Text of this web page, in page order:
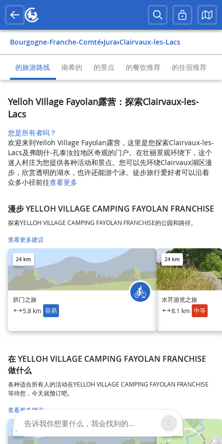
Bourgogne-Franche-Comté› Jura› Clairvaux-les-Lacs
的旅游路线 南希的 的景点 的餐饮推荐 的住宿推荐
Yelloh Village Fayolan露营：探索Clairvaux-les-
Lacs
您是所有者吗？
欢迎来到Yelloh Village Fayolan露营，这里是您探索Clairvaux-les-
Lacs及弗朗什-孔泰汝拉地区奇观的门户。在壮丽景观环绕下，这个
迷人村庄为您提供各种活动和景点。您可以先环绕Clairvaux湖区漫
步，欣赏透明的湖水，也许还能游个泳。徒步旅行爱好者可以沿着
众多小径前往查看更多
漫步 YELLOH VILLAGE CAMPING FAYOLAN FRANCHISE
探索YELLOH VILLAGE CAMPING FAYOLAN FRANCHISE的公园和路径。
查看更多建议
24 km
拱门之旅
5.8 km 容易
24 km
水芹游览之旅
8.1 km 中等
在 YELLOH VILLAGE CAMPING FAYOLAN FRANCHISE
做什么
各种适合所有人的活动在YELLOH VILLAGE CAMPING FAYOLAN FRANCHISE
等待您，今天就预订吧。
查看更多建议
29 km 33 km
告诉我你想要什么，我会找到的...